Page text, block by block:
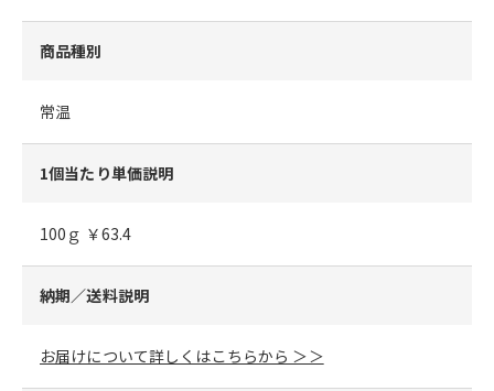
商品種別
常温
1個当たり単価説明
100ｇ ￥63.4
納期／送料説明
お届けについて詳しくはこちらから ＞＞